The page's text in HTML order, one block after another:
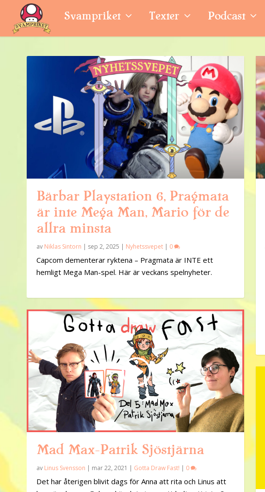
Svampriket Texter Podcast
Bärbar Playstation 6, Pragmata
är inte Mega Man, Mario för de
allra minsta
av Niklas Sintorn | sep 2, 2025 | Nyhetssvepet | 0
Capcom dementerar ryktena – Pragmata är INTE ett
hemligt Mega Man-spel. Här är veckans spelnyheter.
Mad Max-Patrik Sjöstjärna
av Linus Svensson | mar 22, 2021 | Gotta Draw Fast! | 0
Det har återigen blivit dags för Anna att rita och Linus att